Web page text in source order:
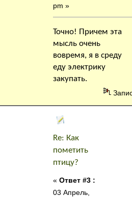
pm »
Точно! Причем эта
мысль очень
вовремя, я в среду
еду электрику
закупать.
Re: Как
пометить
птицу?
« Ответ #3 :
03 Апрель,